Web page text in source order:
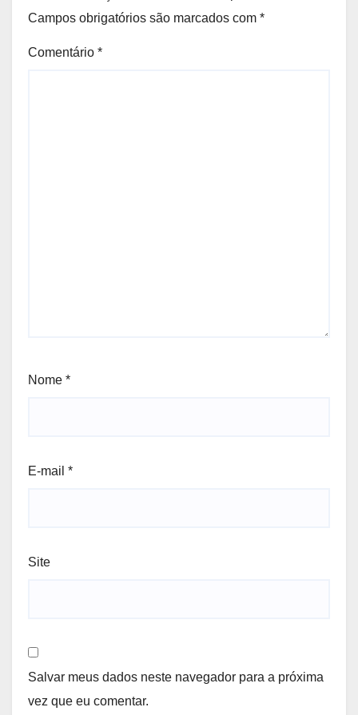
Campos obrigatórios são marcados com *
Comentário *
Nome *
E-mail *
Site
Salvar meus dados neste navegador para a próxima
vez que eu comentar.